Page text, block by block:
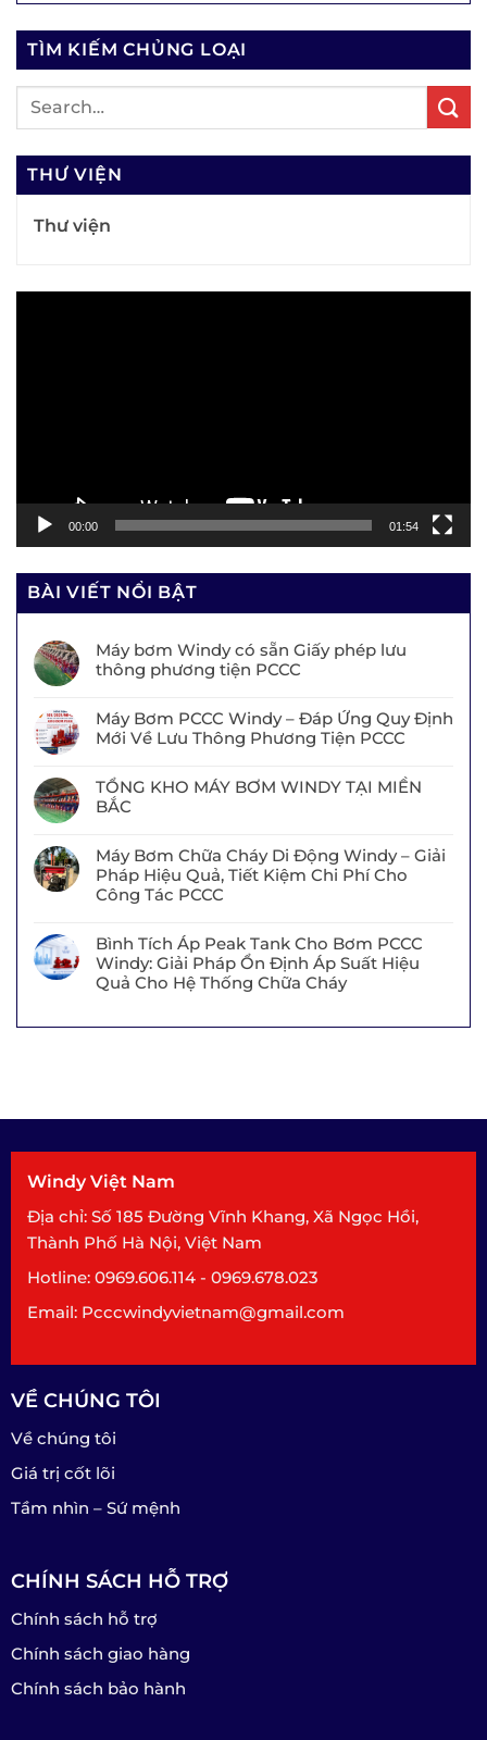
TÌM KIẾM CHỦNG LOẠI
THƯ VIỆN
Thư viện
00:00 01:54
BÀI VIẾT NỔI BẬT
Máy bơm Windy có sẵn Giấy phép lưu
thông phương tiện PCCC
Máy Bơm PCCC Windy – Đáp Ứng Quy Định
Mới Về Lưu Thông Phương Tiện PCCC
TỔNG KHO MÁY BƠM WINDY TẠI MIỀN
BẮC
Máy Bơm Chữa Cháy Di Động Windy – Giải
Pháp Hiệu Quả, Tiết Kiệm Chi Phí Cho
Công Tác PCCC
Bình Tích Áp Peak Tank Cho Bơm PCCC
Windy: Giải Pháp Ổn Định Áp Suất Hiệu
Quả Cho Hệ Thống Chữa Cháy
Windy Việt Nam
Địa chỉ: Số 185 Đường Vĩnh Khang, Xã Ngọc Hồi,
Thành Phố Hà Nội, Việt Nam
Hotline: 0969.606.114 - 0969.678.023
Email: Pcccwindyvietnam@gmail.com
VỀ CHÚNG TÔI
Về chúng tôi
Giá trị cốt lõi
Tầm nhìn – Sứ mệnh
CHÍNH SÁCH HỖ TRỢ
Chính sách hỗ trợ
Chính sách giao hàng
Chính sách bảo hành